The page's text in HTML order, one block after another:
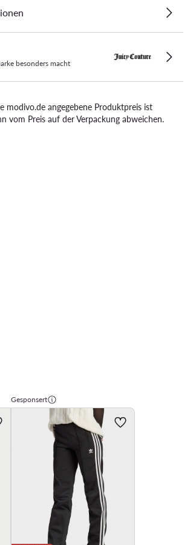
besonders macht
modivo.de angegebene Produktpreis ist
vom Preis auf der Verpackung abweichen.
Gesponsert